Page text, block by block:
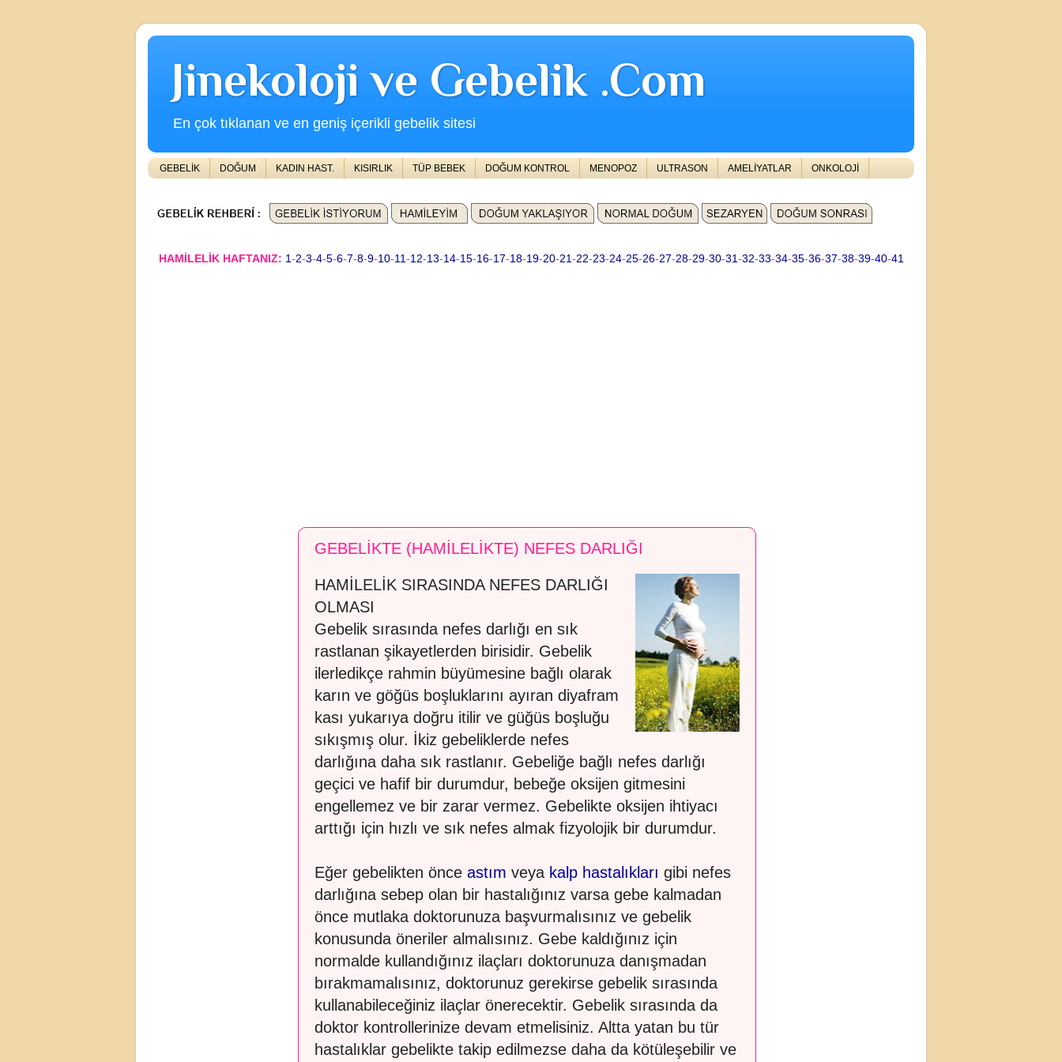
Jinekoloji ve Gebelik .Com
En çok tıklanan ve en geniş içerikli gebelik sitesi
GEBELİK DOĞUM KADIN HAST. KISIRLIK TÜP BEBEK DOĞUM KONTROL MENOPOZ ULTRASON AMELİYATLAR ONKOLOJİ
HAMİLELİK HAFTANIZ: 1 -2-3-4-5-6-7-8-9-10-11 -12-13-14-15-16-17-18-19-20-21 -22-23-24-25-26-27-28-29-30-31 -32-33-34-35-36-37-38-39-40-41
GEBELİKTE (HAMİLELİKTE) NEFES DARLIĞI
HAMİLELİK SIRASINDA NEFES DARLIĞI
OLMASI
Gebelik sırasında nefes darlığı en sık
rastlanan şikayetlerden birisidir. Gebelik
ilerledikçe rahmin büyümesine bağlı olarak
karın ve göğüs boşluklarını ayıran diyafram
kası yukarıya doğru itilir ve güğüs boşluğu
sıkışmış olur. İkiz gebeliklerde nefes
darlığına daha sık rastlanır. Gebeliğe bağlı nefes darlığı
geçici ve hafif bir durumdur, bebeğe oksijen gitmesini
engellemez ve bir zarar vermez. Gebelikte oksijen ihtiyacı
arttığı için hızlı ve sık nefes almak fizyolojik bir durumdur.
Eğer gebelikten önce astım veya kalp hastalıkları gibi nefes
darlığına sebep olan bir hastalığınız varsa gebe kalmadan
önce mutlaka doktorunuza başvurmalısınız ve gebelik
konusunda öneriler almalısınız. Gebe kaldığınız için
normalde kullandığınız ilaçları doktorunuza danışmadan
bırakmamalısınız, doktorunuz gerekirse gebelik sırasında
kullanabileceğiniz ilaçlar önerecektir. Gebelik sırasında da
doktor kontrollerinize devam etmelisiniz. Altta yatan bu tür
hastalıklar gebelikte takip edilmezse daha da kötüleşebilir ve